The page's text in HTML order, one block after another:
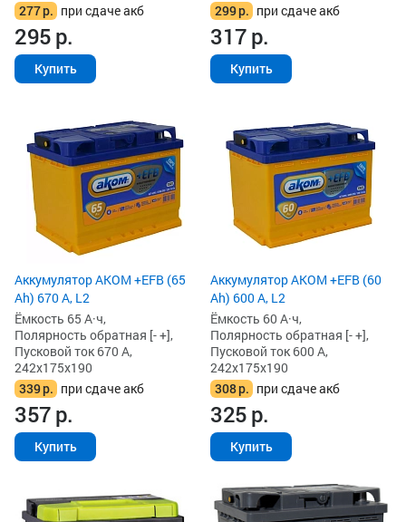
277р. при сдаче акб
295р.
Купить
299р. при сдаче акб
317р.
Купить
Аккумулятор AKOM +EFB (65
Ah) 670 А, L2
Ёмкость 65 А·ч,
Полярность обратная [- +],
Пусковой ток 670 А,
242x175x190
339р. при сдаче акб
357р.
Купить
Аккумулятор AKOM +EFB (60
Ah) 600 А, L2
Ёмкость 60 А·ч,
Полярность обратная [- +],
Пусковой ток 600 А,
242x175x190
308р. при сдаче акб
325р.
Купить